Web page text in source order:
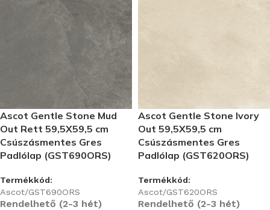
Ascot Gentle Stone Mud
Out Rett 59,5X59,5 cm
Csúszásmentes Gres
Padlólap (GST690ORS)
Termékkód:
Ascot/GST690ORS
Rendelhető (2-3 hét)
Ascot Gentle Stone Ivory
Out 59,5X59,5 cm
Csúszásmentes Gres
Padlólap (GST620ORS)
Termékkód:
Ascot/GST620ORS
Rendelhető (2-3 hét)